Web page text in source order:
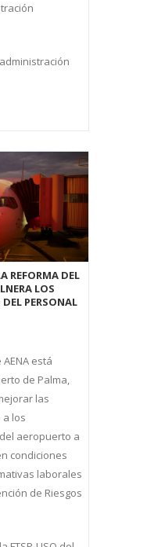
REFORMA DEL
LOS
PERSONAL
está
de Palma,
las
los
aeropuerto a
condiciones
laborales
de Riesgos